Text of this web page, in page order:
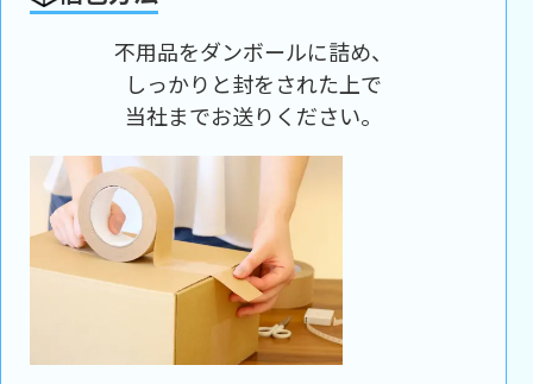
不用品をダンボールに詰め、
しっかりと封をされた上で
当社までお送りください。